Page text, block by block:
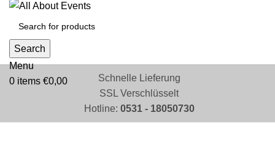
Search
Menu
0 items €0,00
Schnelle Lieferung
SSL Verschlüsselt
Hotline: 0531 - 18050730